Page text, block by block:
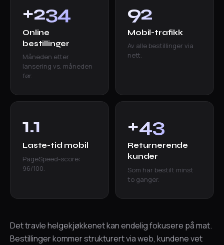
+234
Online
bestillinger
Måneden etter
lansering vs. måneden
før.
92
Mobil-trafikk
Av alle bestillinger via
nett.
1.1
Laste-tid mobil
PageSpeed-score:
96/100.
+43%
Returnerende
kunder
Som har bestilt minst
to ganger.
Det travle helgekjøkkenet kan endelig fokusere på mat.
Bestillinger kommer strukturert via web, kundene vet